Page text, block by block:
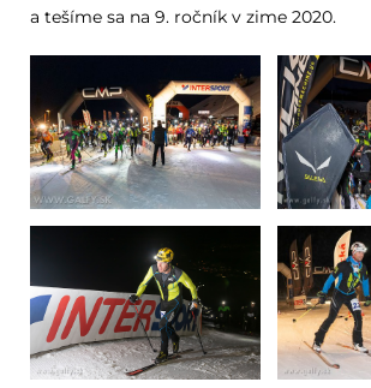
a tešíme sa na 9. ročník v zime 2020.